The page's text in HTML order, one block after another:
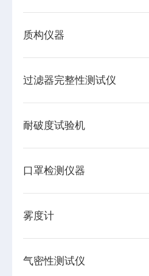
质构仪器
过滤器完整性测试仪
耐破度试验机
口罩检测仪器
雾度计
气密性测试仪